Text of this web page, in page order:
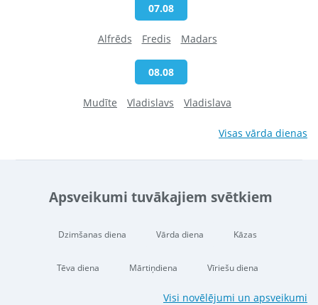
07.08
Alfrēds Fredis Madars
08.08
Mudīte Vladislavs Vladislava
Visas vārda dienas
Apsveikumi tuvākajiem svētkiem
Dzimšanas diena Vārda diena Kāzas
Tēva diena Mārtiņdiena Vīriešu diena
Visi novēlējumi un apsveikumi